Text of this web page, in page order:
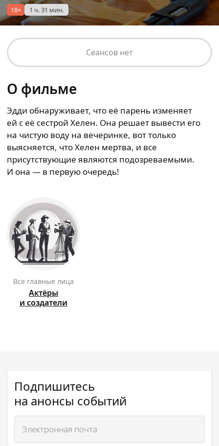
18+ 1 ч. 31 мин.
Сеансов нет
О фильме
Эдди обнаруживает, что её парень изменяет
ей с её сестрой Хелен. Она решает вывести его
на чистую воду на вечеринке, вот только
выясняется, что Хелен мертва, и все
присутствующие являются подозреваемыми.
И она — в первую очередь!
Все главные лица
Актёры
и создатели
Подпишитесь
на анонсы событий